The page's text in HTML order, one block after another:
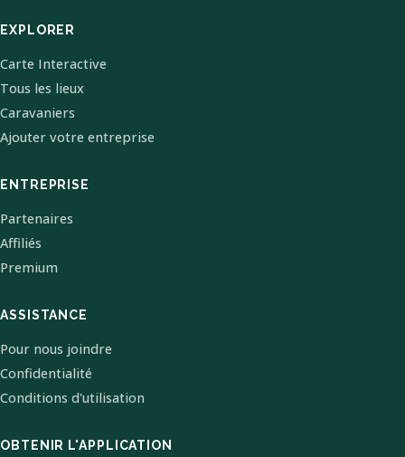
EXPLORER
Carte Interactive
Tous les lieux
Caravaniers
Ajouter votre entreprise
ENTREPRISE
Partenaires
Affiliés
Premium
ASSISTANCE
Pour nous joindre
Confidentialité
Conditions d'utilisation
OBTENIR L'APPLICATION